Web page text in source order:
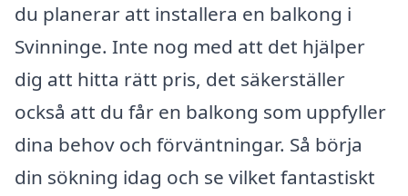
du planerar att installera en balkong i
Svinninge. Inte nog med att det hjälper
dig att hitta rätt pris, det säkerställer
också att du får en balkong som uppfyller
dina behov och förväntningar. Så börja
din sökning idag och se vilket fantastiskt